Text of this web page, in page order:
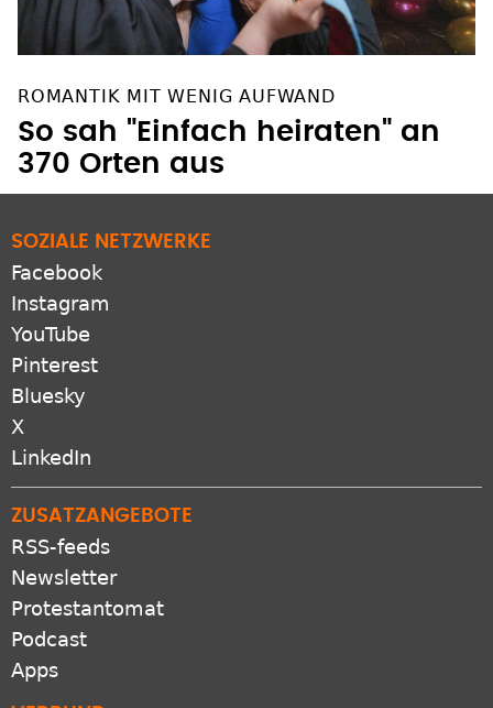
ROMANTIK MIT WENIG AUFWAND
So sah "Einfach heiraten" an
370 Orten aus
SOZIALE NETZWERKE
Facebook
Instagram
YouTube
Pinterest
Bluesky
X
LinkedIn
ZUSATZANGEBOTE
RSS-feeds
Newsletter
Protestantomat
Podcast
Apps